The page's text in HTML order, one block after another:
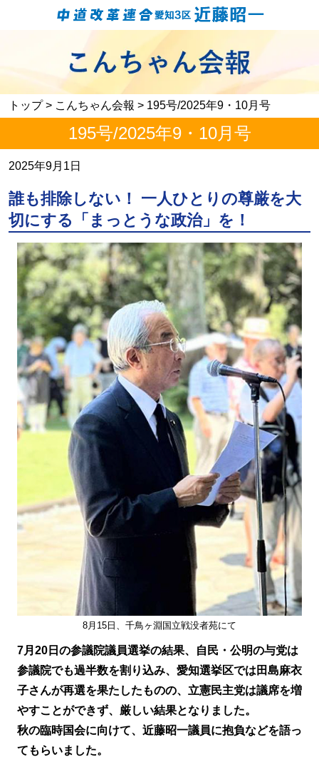
トップ> こんちゃん会報 > 195号/2025年9・10月号
195号/2025年9・10月号
2025年9月1日
誰も排除しない！ 一人ひとりの尊厳を大
切にする「まっとうな政治」を！
8月15日、千鳥ヶ淵国立戦没者苑にて
7月20日の参議院議員選挙の結果、自民・公明の与党は
参議院でも過半数を割り込み、愛知選挙区では田島麻衣
子さんが再選を果たしたものの、立憲民主党は議席を増
やすことができず、厳しい結果となりました。
秋の臨時国会に向けて、近藤昭一議員に抱負などを語っ
てもらいました。